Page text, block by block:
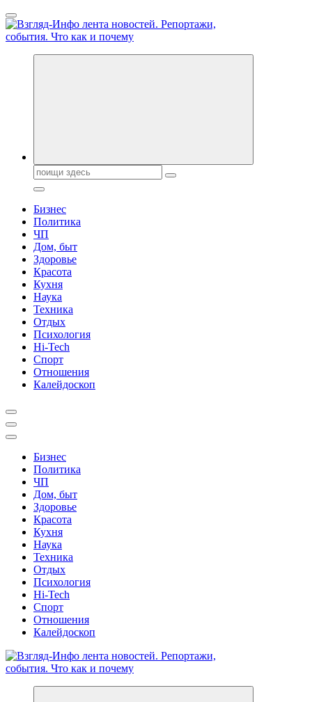
Перейти
к
содержанию
Обо всем и обо всех, что зачем и почему. Новости политики,
Поиск:
Бизнес
Политика
ЧП
Дом, быт
Здоровье
Красота
Кухня
Наука
Техника
Отдых
Психология
Hi-Tech
Спорт
Отношения
Калейдоскоп
Бизнес
Политика
ЧП
Дом, быт
Здоровье
Красота
Кухня
Наука
Техника
Отдых
Психология
Hi-Tech
Спорт
Отношения
Калейдоскоп
Обо всем и обо всех, что зачем и почему. Новости политики,